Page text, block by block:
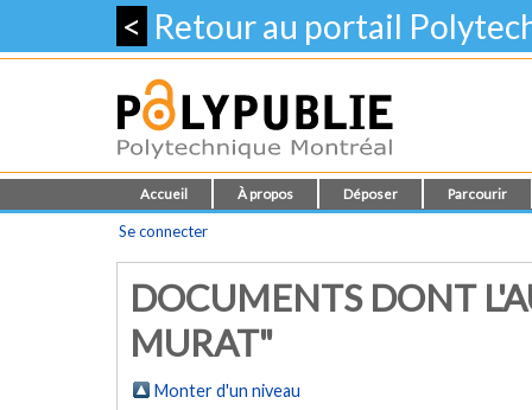
< Retour au portail
Accueil À propos Déposer Parcourir
Se connecter
DOCUMENTS DONT
MURAT"
Monter d'un niveau